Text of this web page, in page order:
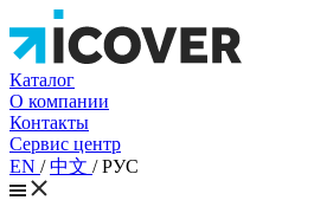
Каталог
О компании
Контакты
Сервис центр
EN /中文 /РУС